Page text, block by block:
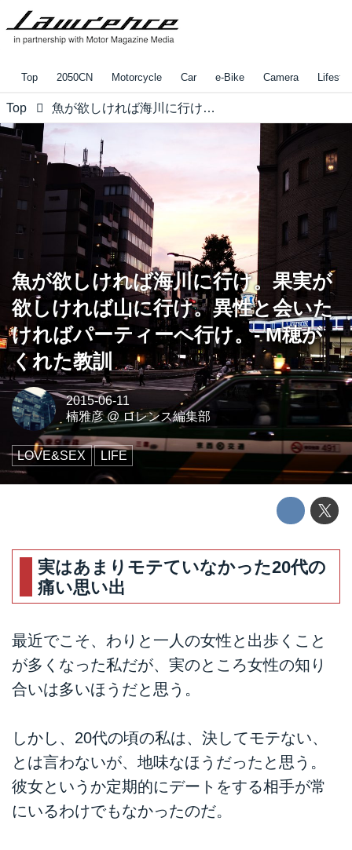
Top 2050CN Motorcycle Car e-Bike Camera
Top 魚が欲しければ海川に行け。果実が欲しければ山に行け。異性と会いたければパーティーへ行け。- M穂がくれた教訓
魚が欲しければ海川に行け。果実が
欲しければ山に行け。異性と会いた
ければパーティーへ行け。- M穂が
くれた教訓
2015-06-11
楠雅彦@ ロレンス編集部
LOVE&SEX LIFE
実はあまりモテていなかった20代の
痛い思い出
最近でこそ、わりと一人の女性と出歩くこと
が多くなった私だが、実のところ女性の知り
合いは多いほうだと思う。
しかし、20代の頃の私は、決してモテない、
とは言わないが、地味なほうだったと思う。
彼女というか定期的にデートをする相手が常
にいるわけでもなかったのだ。